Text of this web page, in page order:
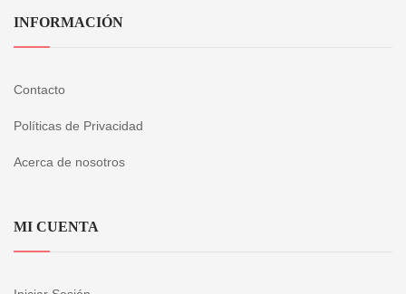
INFORMACIÓN
Contacto
Políticas de Privacidad
Acerca de nosotros
MI CUENTA